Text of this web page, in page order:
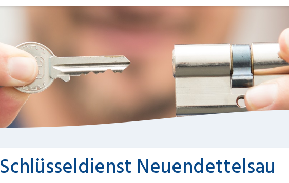
Schlüsseldienst Neuendettelsau